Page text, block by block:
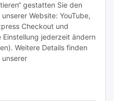
gestatten Sie den
Website: YouTube,
Checkout und
jederzeit ändern
Weitere Details finden
unserer